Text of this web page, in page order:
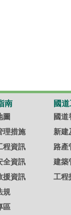
南
圖
理措施
程資訊
全資訊
援資訊
規
區
國
國道
新建
路產
建築
工程